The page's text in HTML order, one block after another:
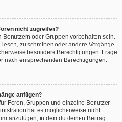
nicht zugreifen?
Benutzern oder Gruppen vorbehalten sein.
zu schreiben oder andere Vorgänge
besondere Berechtigungen. Frage
nach entsprechenden Berechtigungen.
anfügen?
Foren, Gruppen und einzelne Benutzer
hat es möglicherweise nicht
anzufügen, in dem du deinen Beitrag